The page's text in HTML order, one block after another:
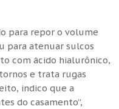
para repor o volume
para atenuar sulcos
com ácido hialurônico,
e trata rugas
indico que a
do casamento”,